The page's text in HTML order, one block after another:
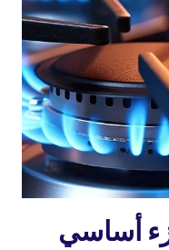
أساسي